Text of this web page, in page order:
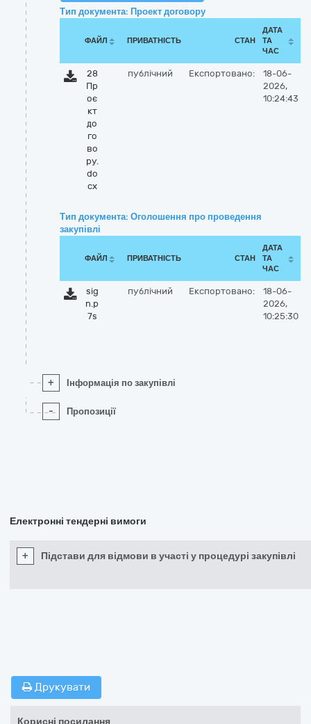
Тип документа: Проект договору
ФАЙЛ ПРИВАТНІСТЬ СТАН
ДАТА
ТА
ЧАС
28
Пр
оє
кт
до
го
во
ру.
do
cx
публічний Експортовано:
18-06-
2026,
10:24:43
Тип документа: Оголошення про проведення
закупівлі
ФАЙЛ ПРИВАТНІСТЬ СТАН
ДАТА
ТА
ЧАС
sig
n.p
7s
публічний Експортовано:
18-06-
2026,
10:25:30
+ Інформація по закупівлі
- Пропозиції
Електронні тендерні вимоги
+ Підстави для відмови в участі у процедурі закупівлі
Друкувати
Корисні посилання